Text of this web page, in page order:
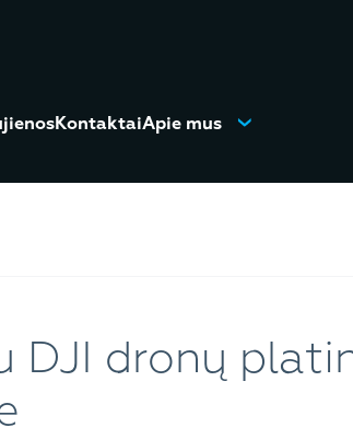
KontaktaiApie mus
DJI dronų